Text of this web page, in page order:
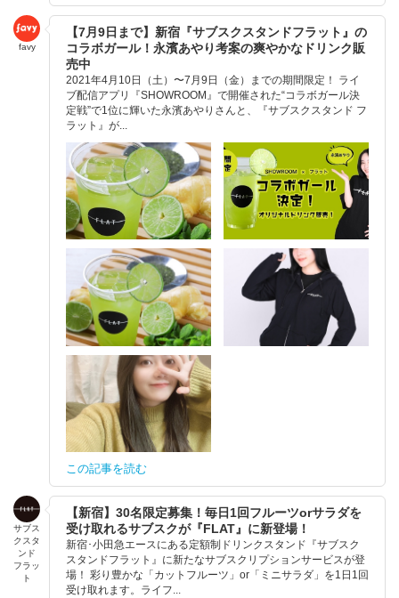
favy
【7月9日まで】新宿『サブスクスタンドフラット』の
コラボガール！永濱あやり考案の爽やかなドリンク販
売中
2021年4月10日（土）〜7月9日（金）までの期間限定！ ライ
ブ配信アプリ『SHOWROOM』で開催された“コラボガール決
定戦”で1位に輝いた永濱あやりさんと、『サブスクスタンド フ
ラット』が...
この記事を読む
サブス
クスタ
ンド
フラッ
ト
【新宿】30名限定募集！毎日1回フルーツorサラダを
受け取れるサブスクが『FLAT』に新登場！
新宿･小田急エースにある定額制ドリンクスタンド『サブスク
スタンドフラット』に新たなサブスクリプションサービスが登
場！ 彩り豊かな「カットフルーツ」or「ミニサラダ」を1日1回
受け取れます。ライフ...